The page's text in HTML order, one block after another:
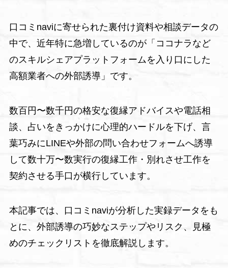
口コミnaviに寄せられた裏付け資料や相談データの
中で、近年特に急増しているのが「ココナラなど
のスキルシェアプラットフォームを入り口にした
高額業者への外部誘導」です。
数百円〜数千円の格安な復縁アドバイスや電話相
談、占いをきっかけに心理的ハードルを下げ、言
葉巧みにLINEや外部の問い合わせフォームへ誘導
して数十万〜数実行の復縁工作・別れさせ工作を
契約させる手口が横行しています。
本記事では、口コミnaviが分析した実録データをも
とに、外部誘導の巧妙なステップやリスク、見極
めのチェックリストを徹底解説します。